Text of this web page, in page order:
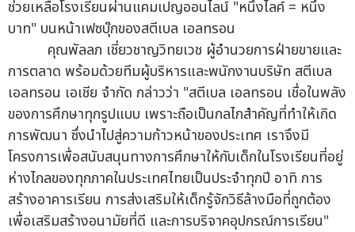
ช่วยเหลือโรงเรียนผ่านแคมเปญออนไลน์ "หนึ่งไลค์ = หนึ่ง
บาท" บนหน้าเฟซบุ๊กของสตีเบล เอลทรอน
คุณพัลลภ เชี่ยวชาญวิทยเวช ผู้อำนวยการฝ่ายขายและ
การตลาด พร้อมด้วยทีมผู้บริหารและพนักงานบริษัท สตีเบล
เอลทรอน เอเชีย จำกัด กล่าวว่า "สตีเบล เอลทรอน เชื่อในพลัง
ของการศึกษาทุกรูปแบบ เพราะถือเป็นกลไกสำคัญที่ทำให้เกิด
การพัฒนา ซึ่งนำไปสู่ความก้าวหน้าของประเทศ เราจึงมี
โครงการเพื่อสนับสนุนทางการศึกษาให้กับเด็กในโรงเรียนที่อยู่
ห่างไกลของทุกภาคในประเทศไทยเป็นประจำทุกปี อาทิ การ
สร้างอาคารเรียน การส่งเสริมให้เด็กรู้จักวิธีล้างมือที่ถูกต้อง
เพื่อเสริมสร้างอนามัยที่ดี และการบริจาคอุปกรณ์การเรียน"